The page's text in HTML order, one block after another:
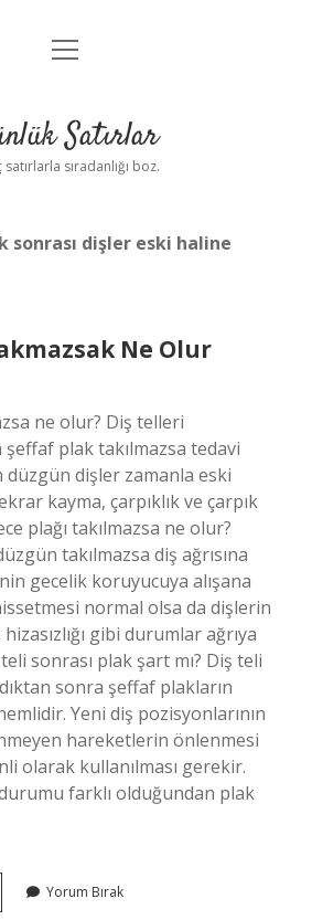
Anasayfa
Yasal Uyarı
menüyü
Satırlar
satırlarla sıradanlığı boz.
sonrası dişler eski haline
Ne Olur
ne olur? Diş telleri
şeffaf plak takılmazsa tedavi
düzgün dişler zamanla eski
kayma, çarpıklık ve çarpık
plağı takılmazsa ne olur?
takılmazsa diş ağrısına
gecelik koruyucuya alışana
normal olsa da dişlerin
gibi durumlar ağrıya
sonrası plak şart mı? Diş teli
sonra şeffaf plakların
Yeni diş pozisyonlarının
hareketlerin önlenmesi
olarak kullanılması gerekir.
farklı olduğundan plak
Yorum Bırak